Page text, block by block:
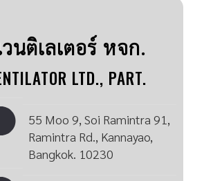
นติเลเตอร์ หจก.
LTD., PART.
55 Moo 9, Soi Ramintra 91,
Ramintra Rd., Kannayao,
Bangkok. 10230